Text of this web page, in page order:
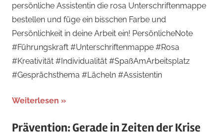
persönliche Assistentin die rosa Unterschriftenmappe
bestellen und füge ein bisschen Farbe und
Persönlichkeit in deine Arbeit ein! PersönlicheNote
#Führungskraft #Unterschriftenmappe #Rosa
#Kreativität #Individualität #SpaßAmArbeitsplatz
#Gesprächsthema #Lächeln #Assistentin
Weiterlesen
Prävention: Gerade in Zeiten der Krise